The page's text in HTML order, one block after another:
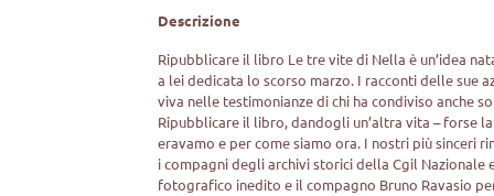
Descrizione
Ripubblicare il libro Le tre vite di Nella è un’idea
a lei dedicata lo scorso marzo. I racconti delle sue
viva nelle testimonianze di chi ha condiviso anche
Ripubblicare il libro, dandogli un’altra vita – forse
eravamo e per come siamo ora. I nostri più sinceri
i compagni degli archivi storici della Cgil
fotografico inedito e il compagno Bruno Ravasio